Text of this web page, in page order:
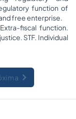
function of
free enterprise.
fiscal function.
STF. Individual